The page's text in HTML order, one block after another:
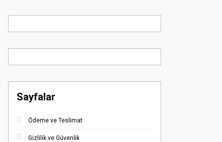
Sayfalar
Ödeme ve Teslimat
Gizlilik ve Güvenlik